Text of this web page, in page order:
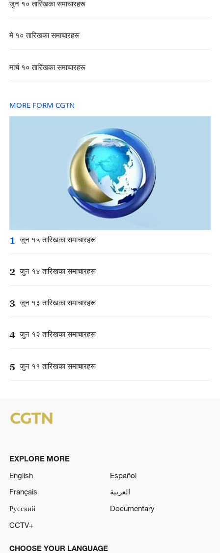
जुन १० तारिखका समाचारहरू
मे १० तारिखका समाचारहरू
मार्च १० तारिखका समाचारहरू
MORE FORM CGTN
1 जुन १५ तारिखका समाचारहरू
2 जुन १४ तारिखका समाचारहरू
3 जुन १३ तारिखका समाचारहरू
4 जुन १२ तारिखका समाचारहरू
5 जुन ११ तारिखका समाचारहरू
EXPLORE MORE
English
Español
Français
العربية
Русский
Documentary
CCTV+
CHOOSE YOUR LANGUAGE